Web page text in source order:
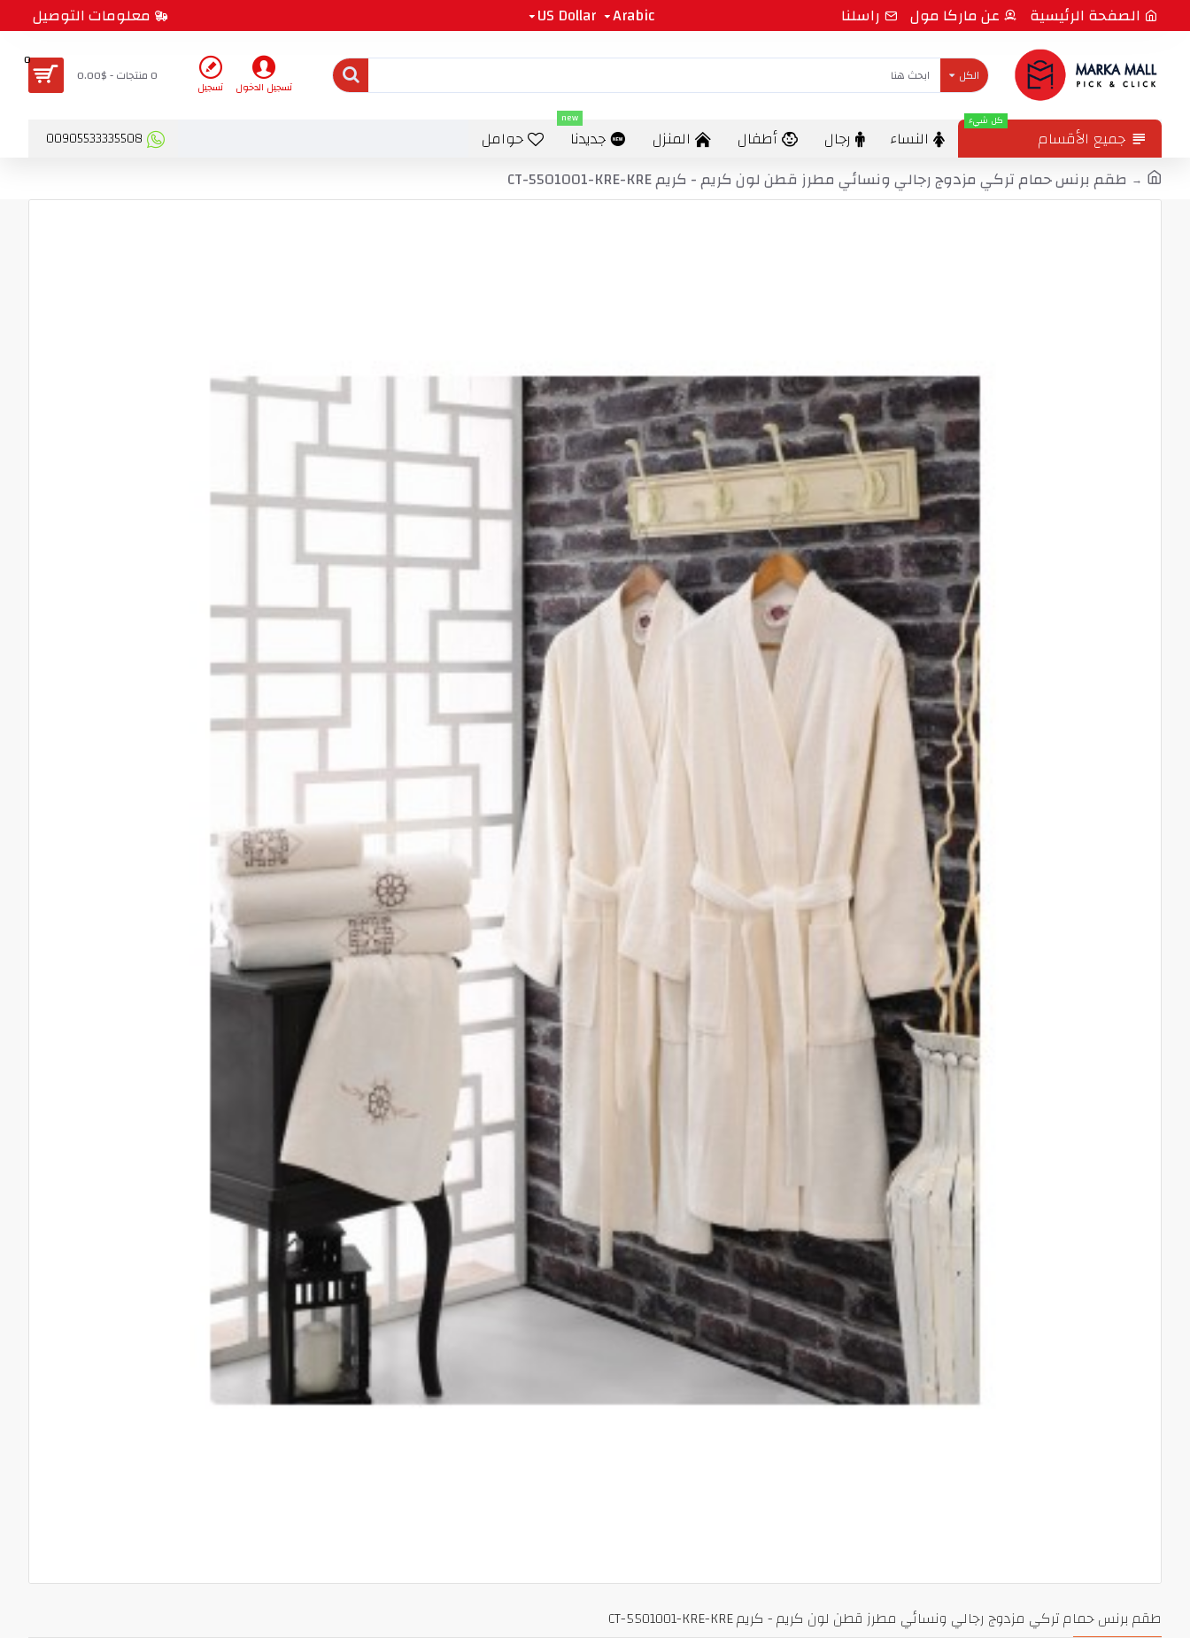
الصفحة الرئيسية عن ماركا مول راسلنا Arabic
US Dollar معلومات التوصيل
الكل
تسجيل الدخول تسجيل
0 منتجات - $0.00
0
جميع الأقسام
كل شيء
النساء رجال أطفال المنزل جديدنا
new
حوامل 00905533335508
طقم برنس حمام تركي مزدوج رجالي ونسائي مطرز قطن لون كريم - كريم CT-5501001-KRE-KRE
طقم برنس حمام تركي مزدوج رجالي ونسائي مطرز قطن لون كريم - كريم CT-5501001-KRE-KRE